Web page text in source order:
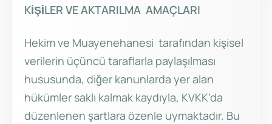
KİŞİLER VE AKTARILMA AMAÇLARI
Hekim ve Muayenehanesi tarafından kişisel
verilerin üçüncü taraflarla paylaşılması
hususunda, diğer kanunlarda yer alan
hükümler saklı kalmak kaydıyla, KVKK’da
düzenlenen şartlara özenle uymaktadır. Bu